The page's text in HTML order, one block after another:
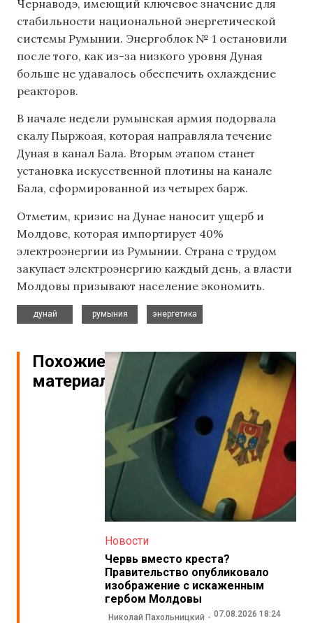
Чернаводэ, имеющий ключевое значение для
стабильности национальной энергетической
системы Румынии. Энергоблок № 1 остановили
после того, как из-за низкого уровня Дуная
больше не удавалось обеспечить охлаждение
реакторов.
В начале недели румынская армия подорвала
скалу Пыржоая, которая направляла течение
Дуная в канал Бала. Вторым этапом станет
установка искусственной плотины на канале
Бала, сформированной из четырех барж.
Отметим, кризис на Дунае наносит ущерб и
Молдове, которая импортирует 40%
электроэнергии из Румынии. Страна с трудом
закупает электроэнергию каждый день, а власти
Молдовы призывают население экономить.
дунай
румыния
энергетика
Похожие
материалы
Новости
Червь вместо креста?
Правительство опубликовало
изображение с искаженным
гербом Молдовы
Николай Пахольницкий 07.08.2026 18:24